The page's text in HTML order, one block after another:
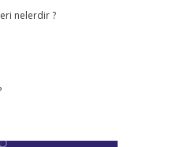
nelerdir ?